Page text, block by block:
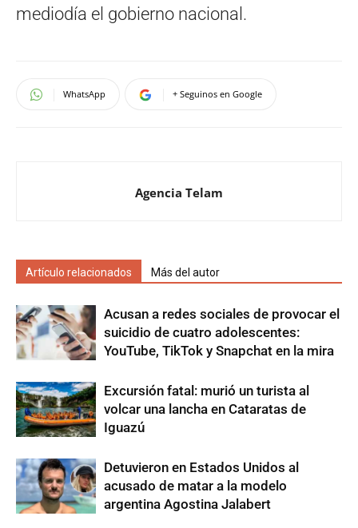
mediodía el gobierno nacional.
WhatsApp + Seguinos en Google
Agencia Telam
Artículo relacionados Más del autor
Acusan a redes sociales de provocar el
suicidio de cuatro adolescentes:
YouTube, TikTok y Snapchat en la mira
Excursión fatal: murió un turista al
volcar una lancha en Cataratas de
Iguazú
Detuvieron en Estados Unidos al
acusado de matar a la modelo
argentina Agostina Jalabert